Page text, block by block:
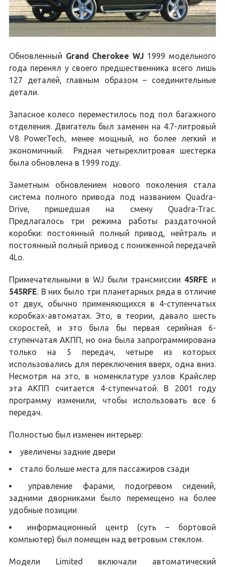
Обновленный Grand Cherokee WJ 1999 модельного
года перенял у своего предшественника всего лишь
127 деталей, главным образом – соединительные
детали.
Запасное колесо переместилось под пол багажного
отделения. Двигатель был заменен на 4.7-литровый
V8 PowerTech, менее мощный, но более легкий и
экономичный. Рядная четырехлитровая шестерка
была обновлена в 1999 году.
Заметным обновлением нового поколения стала
система полного привода под названием Quadra-
Drive, пришедшая на смену Quadra-Trac.
Предлагалось три режима работы раздаточной
коробки: постоянный полный привод, нейтраль и
постоянный полный привод с пониженной передачей
4Lo.
Примечательными в WJ были трансмиссии 45RFE и
545RFE. В них было три планетарных ряда в отличие
от двух, обычно применяющихся в 4-ступенчатых
коробках-автоматах. Это, в теории, давало шесть
скоростей, и это была бы первая серийная 6-
ступенчатая АКПП, но она была запрограммирована
только на 5 передач, четыре из которых
использовались для переключения вверх, одна вниз.
Несмотря на это, в номенклатуре узлов Крайслер
эта АКПП считается 4-ступенчатой. В 2001 году
программу изменили, чтобы использовать все 6
передач.
Полностью был изменен интерьер:
увеличены задние двери
стало больше места для пассажиров сзади
управление фарами, подогревом сидений,
задними дворниками было перемещено на более
удобные позиции
информационный центр (суть – бортовой
компьютер) был помещен над ветровым стеклом.
Модели Limited включали автоматический